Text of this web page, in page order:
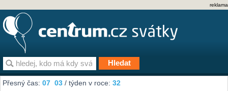
reklama
Přesný čas:07 03 / týden v roce:32